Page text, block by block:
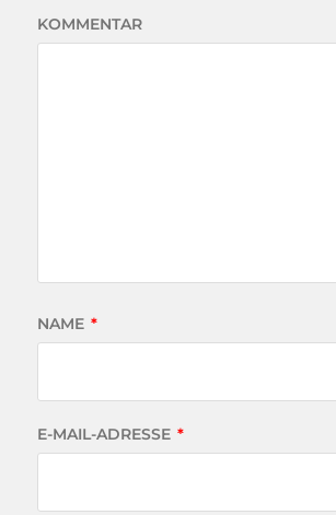
KOMMENTAR
NAME *
E-MAIL-ADRESSE *